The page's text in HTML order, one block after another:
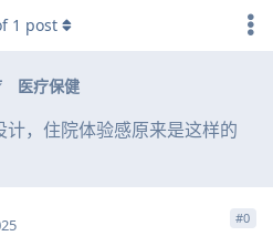
医疗保健
，住院体验感原来是这样的
1 post
#0